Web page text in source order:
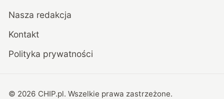
Nasza redakcja
Kontakt
Polityka prywatności
© 2026 CHIP.pl. Wszelkie prawa zastrzeżone.